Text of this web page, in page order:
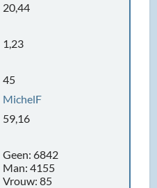
20,44
1,23
45
MichelF
59,16
Geen: 6842
Man: 4155
Vrouw: 85